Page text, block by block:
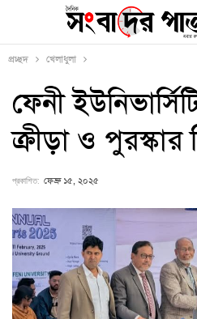
প্রচ্ছদ খেলাধুলা
ফেনী
ক্রীড়া ও পুরস্কার
প্রকাশিত: ফেব্রু ১৫, ২০২৫